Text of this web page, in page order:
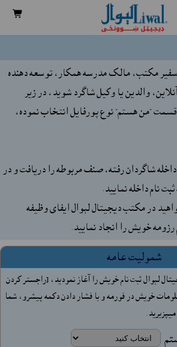

مکتب، مالک مدرسه همکار، توسعه دهنده
والدين يا وکيل شاگرد شويد، در زير
قسمت "من هستم" نوع پورفايل انتخاب نموده،
شاگردان رفته، صنف مربوطه را دريافت و در
نام داخله نماييد.
در مکتب ديجيتال لېوال ايفاى وظيفه
خويش را انجاد نماييد.
شموليت عامه
لېوال ثبت نام خويش را آغاز نموديد، [راجستر کردن
خويش در فورمه و با فشار دادن دکمه پيشرو، شما